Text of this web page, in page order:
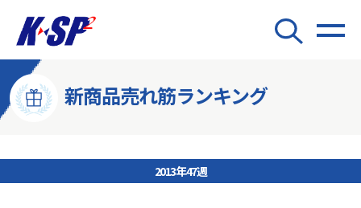
新商品売れ筋ランキング
2013年47週